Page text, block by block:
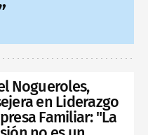
Nogueroles,
en Liderazgo
Familiar: "La